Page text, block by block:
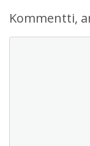
Kommentti,